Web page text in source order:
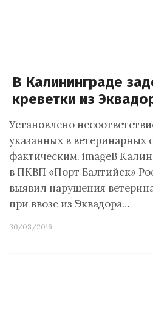
В Калининграде
креветки из
Установлено
указанных в ветеринарных
фактическим. imageВ
в ПКВП «Порт Балтийск»
выявил нарушения
при ввозе из Эквадора…
30/03/2016